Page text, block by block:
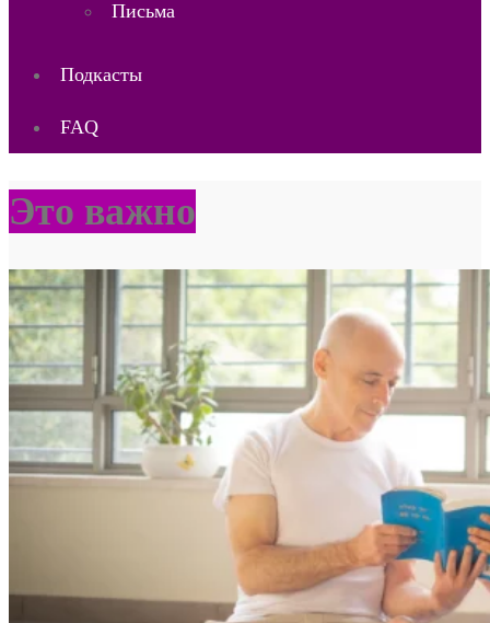
Письма
Подкасты
FAQ
Это важно